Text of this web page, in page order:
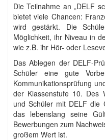
Die Teilnahme an „DELF
bietet viele Chancen:
wird gestärkt. Die
Möglichkeit, ihr Niveau in
wie z.B. ihr Hör- oder
Das Ablegen der DELF-
Schüler eine gute
Kommunikationsprüfung
der Klassenstufe 10. Des
und Schüler mit DELF die
das lebenslang seine
Bewerbungen zum
großem Wert ist.